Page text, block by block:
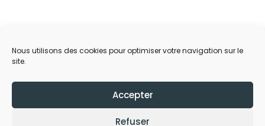
Nous utilisons des cookies pour optimiser votre navigation sur le
site.
Accepter
Refuser